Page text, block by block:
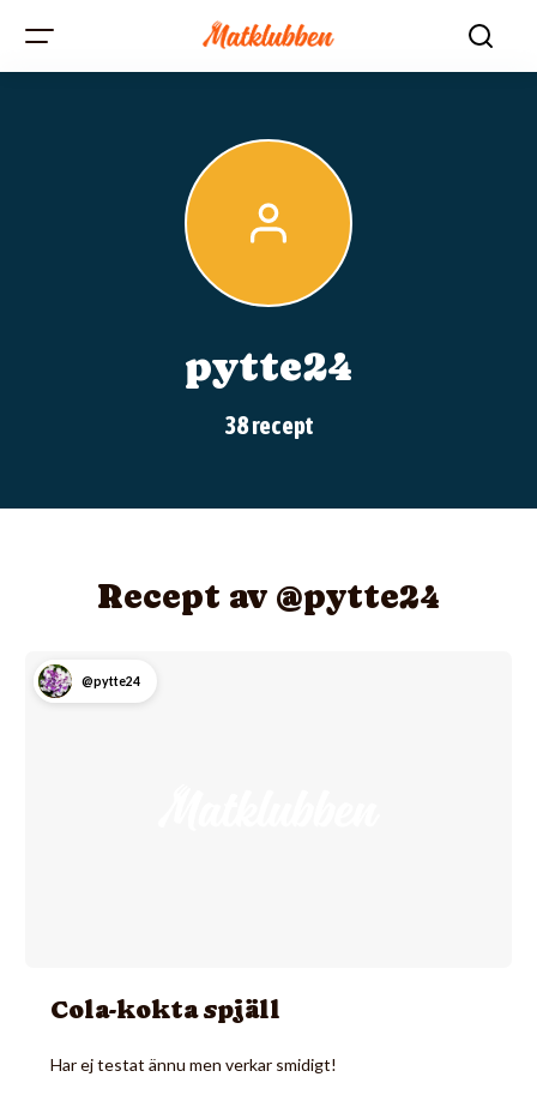
pytte24
38 recept
Recept av @pytte24
@pytte24
Cola-kokta spjäll
Har ej testat ännu men verkar smidigt!